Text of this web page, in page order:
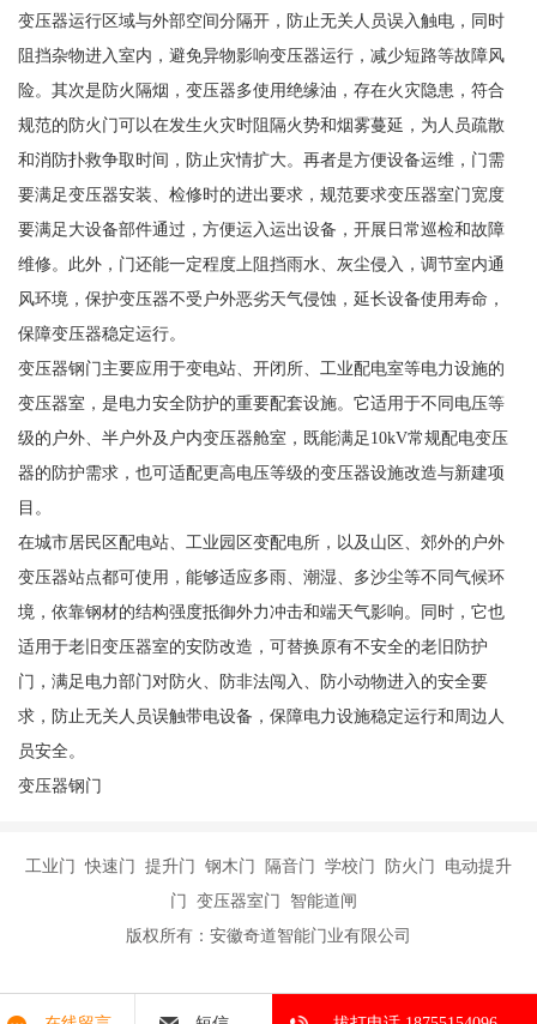
变压器运行区域与外部空间分隔开，防止无关人员误入触电，同时
阻挡杂物进入室内，避免异物影响变压器运行，减少短路等故障风
险。其次是防火隔烟，变压器多使用绝缘油，存在火灾隐患，符合
规范的防火门可以在发生火灾时阻隔火势和烟雾蔓延，为人员疏散
和消防扑救争取时间，防止灾情扩大。再者是方便设备运维，门需
要满足变压器安装、检修时的进出要求，规范要求变压器室门宽度
要满足大设备部件通过，方便运入运出设备，开展日常巡检和故障
维修。此外，门还能一定程度上阻挡雨水、灰尘侵入，调节室内通
风环境，保护变压器不受户外恶劣天气侵蚀，延长设备使用寿命，
保障变压器稳定运行。
变压器钢门主要应用于变电站、开闭所、工业配电室等电力设施的
变压器室，是电力安全防护的重要配套设施。它适用于不同电压等
级的户外、半户外及户内变压器舱室，既能满足10kV常规配电变压
器的防护需求，也可适配更高电压等级的变压器设施改造与新建项
目。
在城市居民区配电站、工业园区变配电所，以及山区、郊外的户外
变压器站点都可使用，能够适应多雨、潮湿、多沙尘等不同气候环
境，依靠钢材的结构强度抵御外力冲击和端天气影响。同时，它也
适用于老旧变压器室的安防改造，可替换原有不安全的老旧防护
门，满足电力部门对防火、防非法闯入、防小动物进入的安全要
求，防止无关人员误触带电设备，保障电力设施稳定运行和周边人
员安全。
变压器钢门
工业门 快速门 提升门 钢木门 隔音门 学校门 防火门 电动提升
门 变压器室门 智能道闸
版权所有：安徽奇道智能门业有限公司